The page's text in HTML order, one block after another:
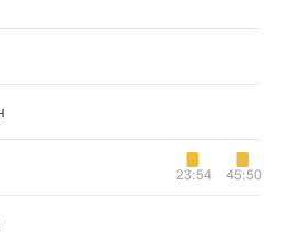
23:54 45:50